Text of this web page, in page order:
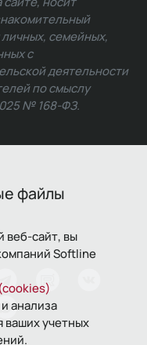
файлы
веб-сайт, вы
Softline
анализа
ваших учетных
семейных,
с
деятельности
по смыслу
№ 168-ФЗ.